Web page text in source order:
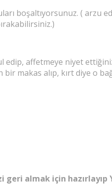
boşaltıyorsunuz. ( arzu
edip, affetmeye niyet
makas alıp, kırt diye o
almak için hazırlayıp